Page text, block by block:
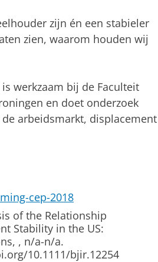
zijn én een stabieler
zien, waarom houden wij
is werkzaam bij de Faculteit
en doet onderzoek
arbeidsmarkt, displacement
cep-2018
of the Relationship
Stability in the US:
, n/a-n/a.
10.1111/bjir.12254